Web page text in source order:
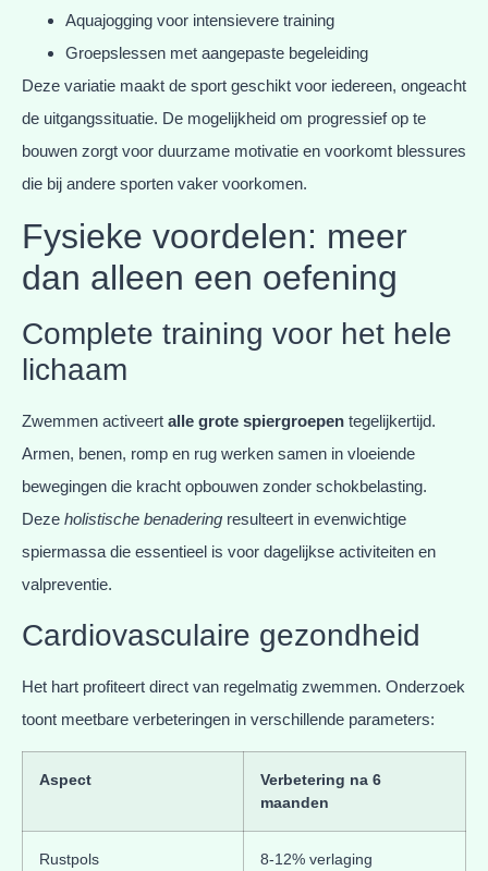
Aquajogging voor intensievere training
Groepslessen met aangepaste begeleiding
Deze variatie maakt de sport geschikt voor iedereen, ongeacht
de uitgangssituatie. De mogelijkheid om progressief op te
bouwen zorgt voor duurzame motivatie en voorkomt blessures
die bij andere sporten vaker voorkomen.
Fysieke voordelen: meer
dan alleen een oefening
Complete training voor het hele
lichaam
Zwemmen activeert alle grote spiergroepen tegelijkertijd.
Armen, benen, romp en rug werken samen in vloeiende
bewegingen die kracht opbouwen zonder schokbelasting.
Deze holistische benadering resulteert in evenwichtige
spiermassa die essentieel is voor dagelijkse activiteiten en
valpreventie.
Cardiovasculaire gezondheid
Het hart profiteert direct van regelmatig zwemmen. Onderzoek
toont meetbare verbeteringen in verschillende parameters:
Aspect
Verbetering na 6
maanden
Rustpols 8-12% verlaging